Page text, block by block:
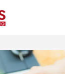
方へ